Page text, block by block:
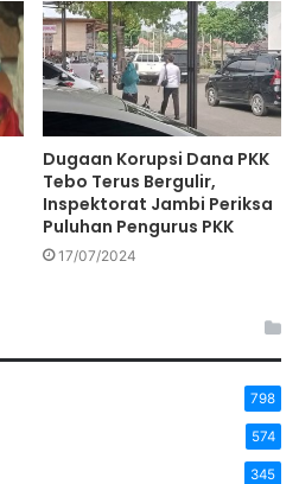
Dugaan Korupsi Dana PKK
Tebo Terus Bergulir,
Inspektorat Jambi Periksa
Puluhan Pengurus PKK
17/07/2024
798
574
345